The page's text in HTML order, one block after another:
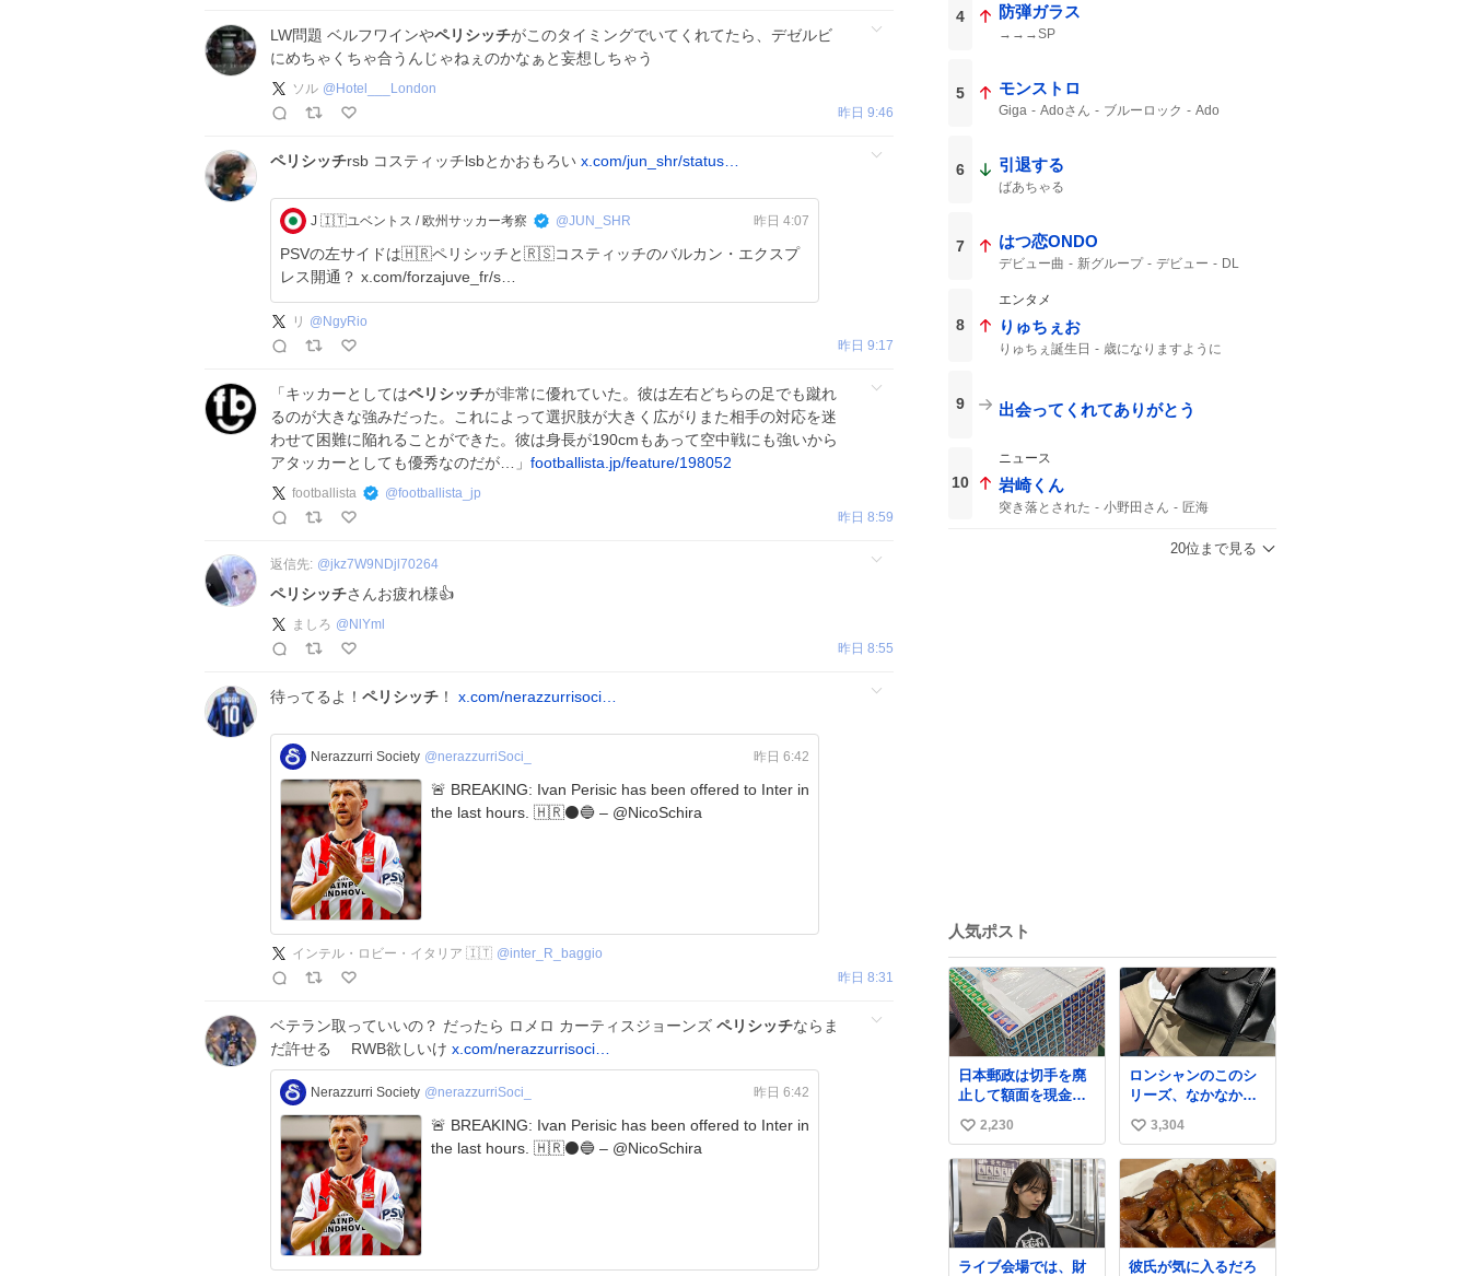
LW問題 ベルフワインやペリシッチがこのタイミングでいてくれてたら、デゼルビ
にめちゃくちゃ合うんじゃねぇのかなぁと妄想しちゃう
ソル @ Hotel___London
昨日 9:46
ペリシッチrsb コスティッチlsbとかおもろい x.com/jun_shr/status…
J 🇮🇹ユベントス / 欧州サッカー考察 @JUN_SHR 昨日 4:07
PSVの左サイドは🇭🇷ペリシッチと🇷🇸コスティッチのバルカン・エクスプ
レス開通？ x.com/forzajuve_fr/s…
リ @ NgyRio
昨日 9:17
「キッカーとしてはペリシッチが非常に優れていた。彼は左右どちらの足でも蹴れ
るのが大きな強みだった。これによって選択肢が大きく広がりまた相手の対応を迷
わせて困難に陥れることができた。彼は身長が190cmもあって空中戦にも強いから
アタッカーとしても優秀なのだが…」 footballista.jp/feature/198052
footballista @footballista_jp
昨日 8:59
返信先: @jkz7W9NDjl70264
ペリシッチさんお疲れ様👍
ましろ @ NlYml
昨日 8:55
待ってるよ！ ペリシッチ ！ x.com/nerazzurrisoci…
Nerazzurri Society @nerazzurriSoci_ 昨日 6:42
🚨 BREAKING: Ivan Perisic has been offered to Inter in
the last hours. 🇭🇷⚫️🔵 – @NicoSchira
インテル・ロビー・イタリア 🇮🇹 @inter_R_baggio
昨日 8:31
ベテラン取っていいの？ だったら ロメロ カーティスジョーンズ ペリシッチならま
だ許せる RWB欲しいけ x.com/nerazzurrisoci…
Nerazzurri Society @nerazzurriSoci_ 昨日 6:42
🚨 BREAKING: Ivan Perisic has been offered to Inter in
the last hours. 🇭🇷⚫️🔵 – @NicoSchira
4 防弾ガラス
→→→SP
5 モンストロ
Giga Adoさん ブルーロック Ado
6 引退する
ばあちゃる
7 はつ恋ONDO
デビュー曲 新グループ デビュー DL
8
エンタメ
りゅちぇお
りゅちぇ誕生日 歳になりますように
9 出会ってくれてありがとう
10
ニュース
岩崎くん
突き落とされた 小野田さん 匠海
20位まで見る
人気ポスト
日本郵政は切手を廃
止して額面を現金で
払い戻せ2026 #日本
郵政
@JapanPostHD_PR
い
い
ね
数
2,230
ロンシャンのこのシ
リーズ、なかなか安
くならないのにセー
ル価格になってる🖤
✨レザーなのが反則
級にかわいい。持っ
てるだけでコーデが
格上げされる。
い
い
ね
数
3,304
ライブ会場では、財
彼氏が気に入るだろ